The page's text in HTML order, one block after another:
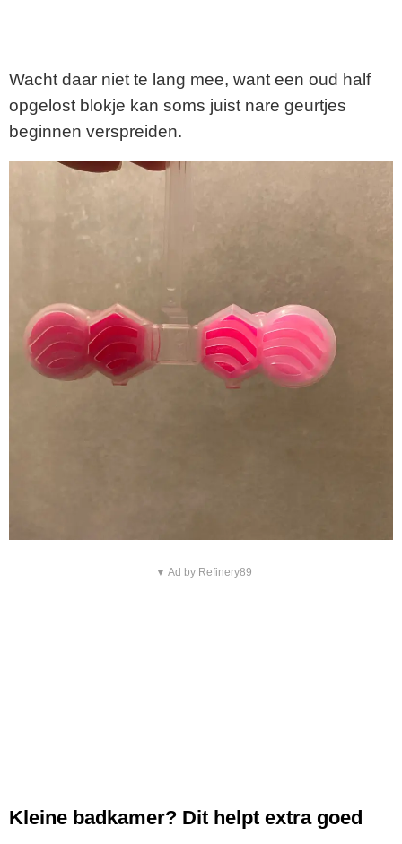
Wacht daar niet te lang mee, want een oud half
opgelost blokje kan soms juist nare geurtjes
beginnen verspreiden.
▼ Ad by Refinery89
Kleine badkamer? Dit helpt extra goed